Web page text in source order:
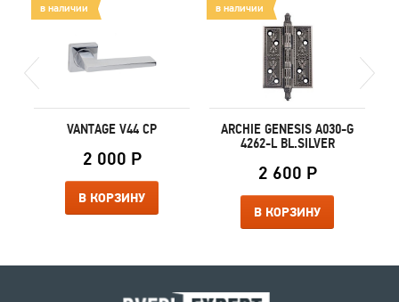
в наличии
VANTAGE V44 CP
2 000 Р
В КОРЗИНУ
в наличии
ARCHIE GENESIS A030-G
4262-L BL.SILVER
2 600 Р
В КОРЗИНУ